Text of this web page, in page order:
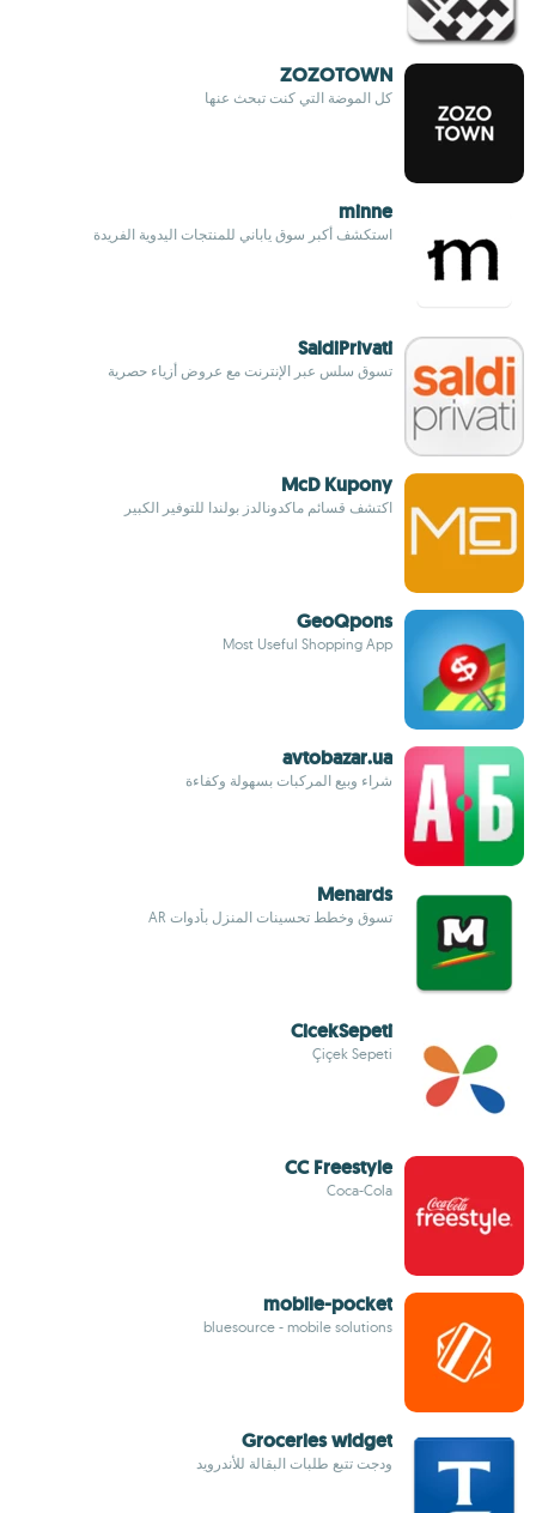
ZOZOTOWN
كل الموضة التي كنت تبحث عنها
minne
استكشف أكبر سوق ياباني للمنتجات اليدوية الفريدة
SaldiPrivati
تسوق سلس عبر الإنترنت مع عروض أزياء حصرية
McD Kupony
اكتشف قسائم ماكدونالدز بولندا للتوفير الكبير
GeoQpons
Most Useful Shopping App
avtobazar.ua
شراء وبيع المركبات بسهولة وكفاءة
Menards
تسوق وخطط تحسينات المنزل بأدوات AR
CicekSepeti
Çiçek Sepeti
CC Freestyle
Coca-Cola
mobile-pocket
bluesource - mobile solutions
Groceries widget
ودجت تتبع طلبات البقالة للأندرويد